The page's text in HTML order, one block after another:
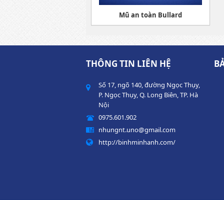
Mũ an toàn Bullard
THÔNG TIN LIÊN HỆ
Số 17, ngõ 140, đường Ngọc Thụy,
P. Ngọc Thụy, Q. Long Biên, TP. Hà
Nội
0975.601.902
nhungnt.uno@gmail.com
http://binhminhanh.com/